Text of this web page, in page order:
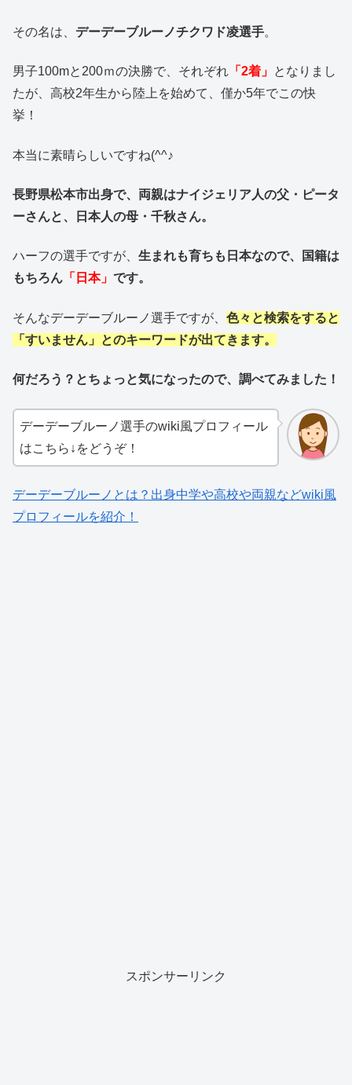
その名は、 デーデーブルーノチクワド凌選手。
男子100mと200ｍの決勝で、それぞれ 「2着」 となりまし
たが、高校2年生から陸上を始めて、僅か5年でこの快
挙！
本当に素晴らしいですね(^^♪
長野県松本市出身で、両親はナイジェリア人の父・ピータ
ーさんと、日本人の母・千秋さん。
ハーフの選手ですが、 生まれも育ちも日本なので、国籍は
もちろん 「日本」 です。
そんなデーデーブルーノ選手ですが、 色々と検索をすると
「すいません」とのキーワードが出てきます。
何だろう？とちょっと気になったので、調べてみました！
デーデーブルーノ選手のwiki風プロフィール
はこちら↓をどうぞ！
デーデーブルーノとは？出身中学や高校や両親などwiki風
プロフィールを紹介！
スポンサーリンク